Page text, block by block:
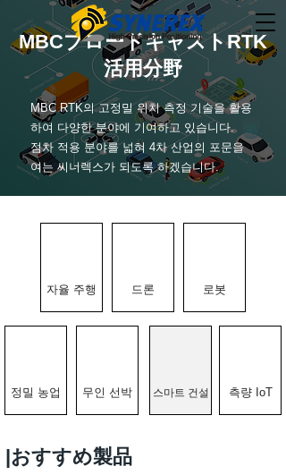
MBCブロードキャストRTK
活用分野
MBC RTK의 고정밀 위치 측정 기술을 활용
하여 다양한 분야에 기여하고 있습니다.
점차 적용 분야를 넓혀 4차 산업의 포문을
여는 씨너렉스가 되도록 하겠습니다.
자율 주행 드론 로봇
정밀 농업 무인 선박 스마트 건설 측량 IoT
​|おすすめ製品